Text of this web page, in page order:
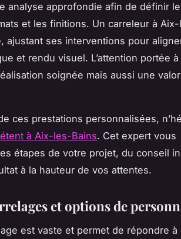
analyse approfondie afin de définir
et les finitions. Un carreleur à
ajustant ses interventions pour
et rendu visuel. L’attention portée
soignée mais aussi une
ces prestations personnalisées,
à Aix-les-Bains. Cet expert vous
étapes de votre projet, du conseil
à la hauteur de vos attentes.
et options de
est vaste et permet de répondre à